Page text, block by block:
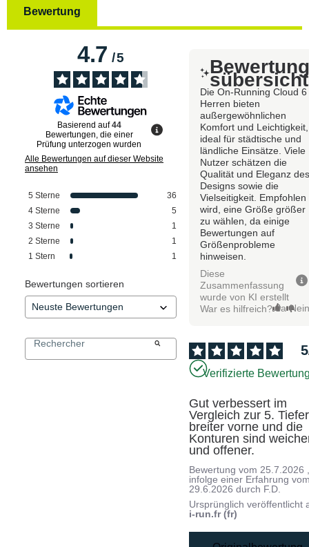
Bewertung
4.7/5
Basierend auf44
Bewertungen, die einer
Prüfung unterzogen wurden
Alle Bewertungen auf dieser Website
ansehen
5 Sterne
36
4 Sterne
5
3 Sterne
1
2 Sterne
1
1 Stern 1
Bewertungen sortieren
sübersicht
Die On-Running Cloud 6
Herren bieten
außergewöhnlichen
Komfort und Leichtigkeit,
ideal für städtische und
ländliche Einsätze. Viele
Nutzer schätzen die
Qualität und Eleganz
Designs sowie die
Vielseitigkeit. Empfohlen
wird, eine Größe größer
zu wählen, da einige
Bewertungen auf
Größenprobleme
hinweisen.
Diese
Zusammenfassung
wurde von KI erstellt
War es hilfreich? Ja
5
Verifizierte
Gut verbessert im
Vergleich zur 5.
breiter vorne und die
Konturen sind
und offener.
Bewertung vom 25.7.2026
infolge einer Erfahrung
29.6.2026 durch F.D.
Ursprünglich veröffentlicht
i-run.fr (fr)